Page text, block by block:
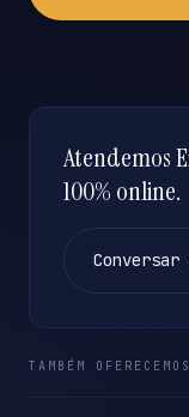
Atendemos
100% online.
Conversar
TAMBÉM OFERECEMOS